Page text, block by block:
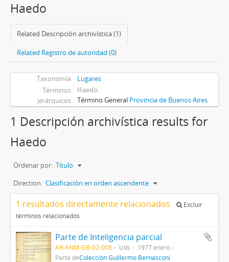
Haedo
Related Descripción archivística (1)
Related Registro de autoridad (0)
Taxonomía
Lugares
Términos
jerárquicos
Haedo
Término General Provincia de Buenos Aires
1 Descripción archivística results for
Haedo
Ordenar por: Título
Direction: Clasificación en orden ascendente
1 resultados directamente relacionados
Excluir
términos relacionados
Parte de Inteligencia parcial
AR-ANM-GB-02-008 Uds
1977 enero
Parte deColección Guillermo Bernasconi